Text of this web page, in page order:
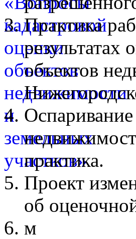
Практика
результатах
объектов
практика.
Проект
об
м